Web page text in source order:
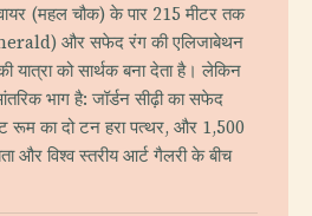
(महल चौक) के पार 215 मीटर तक
और सफेद रंग की एलिजाबेथन
यात्रा को सार्थक बना देता है। लेकिन
भाग है: जॉर्डन सीढ़ी का सफेद
रूम का दो टन हरा पत्थर, और 1,500
और विश्व स्तरीय आर्ट गैलरी के बीच